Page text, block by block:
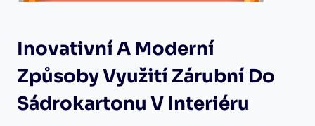
Inovativní A Moderní
Způsoby Využití Zárubní Do
Sádrokartonu V Interiéru